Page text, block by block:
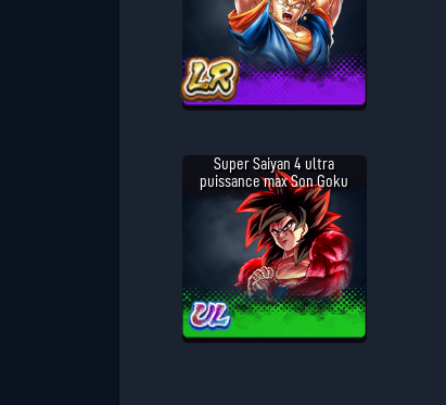
Super Saiyan 4 ultra
puissance max Son Goku